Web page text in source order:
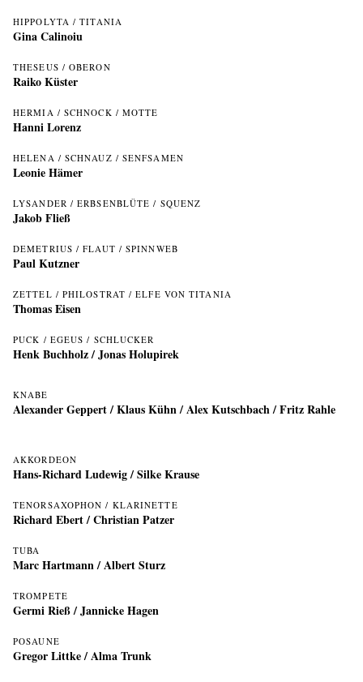
HIPPOLYTA / TITANIA
Gina Calinoiu
THESEUS / OBERON
Raiko Küster
HERMIA / SCHNOCK / MOTTE
Hanni Lorenz
HELENA / SCHNAUZ / SENFSAMEN
Leonie Hämer
LYSANDER / ERBSENBLÜTE / SQUENZ
Jakob Fließ
DEMETRIUS / FLAUT / SPINNWEB
Paul Kutzner
ZETTEL / PHILOSTRAT / ELFE VON TITANIA
Thomas Eisen
PUCK / EGEUS / SCHLUCKER
Henk Buchholz/Jonas Holupirek
KNABE
Alexander Geppert / Klaus Kühn / Alex Kutschbach / Fritz Rahle
AKKORDEON
Hans-Richard Ludewig/ Silke Krause
TENORSAXOPHON / KLARINETTE
Richard Ebert/ Christian Patzer
TUBA
Marc Hartmann/ Albert Sturz
TROMPETE
Germi Rieß/ Jannicke Hagen
POSAUNE
Gregor Littke/ Alma Trunk